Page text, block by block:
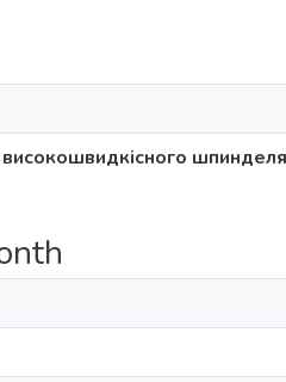
високошвидкісного